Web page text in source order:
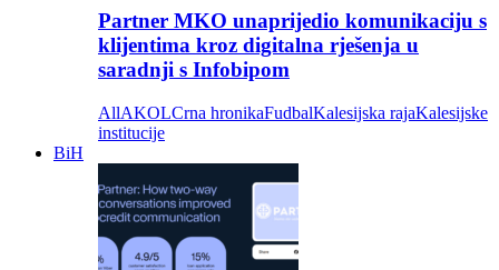
Partner MKO unaprijedio komunikaciju s
klijentima kroz digitalna rješenja u
saradnji s Infobipom
AllAKOLCrna hronikaFudbalKalesijska rajaKalesijske
institucije
BiH